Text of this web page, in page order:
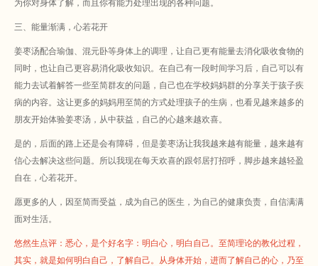
为你对身体了解，而且你有能力处理出现的各种问题。
三、能量渐满，心若花开
姜枣汤配合瑜伽、混元卧等身体上的调理，让自己更有能量去消化吸收食物的
同时，也让自己更容易消化吸收知识。在自己有一段时间学习后，自己可以有
能力去试着解答一些至简群友的问题，自己也在学校妈妈群的分享关于孩子疾
病的内容。这让更多的妈妈用至简的方式处理孩子的生病，也看见越来越多的
朋友开始体验姜枣汤，从中获益，自己的心越来越欢喜。
是的，后面的路上还是会有障碍，但是姜枣汤让我我越来越有能量，越来越有
信心去解决这些问题。所以我现在每天欢喜的跟邻居打招呼，脚步越来越轻盈
自在，心若花开。
愿更多的人，因至简而受益，成为自己的医生，为自己的健康负责，自信满满
面对生活。
悠然生点评：悉心，是个好名字：明白心，明白自己。至简理论的教化过程，
其实，就是如何明白自己，了解自己。从身体开始，进而了解自己的心，乃至